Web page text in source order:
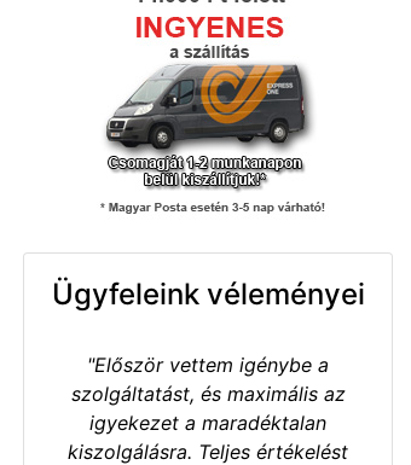
Ügyfeleink véleményei
"Először vettem igénybe a
szolgáltatást, és maximális az
igyekezet a maradéktalan
kiszolgálásra. Teljes értékelést